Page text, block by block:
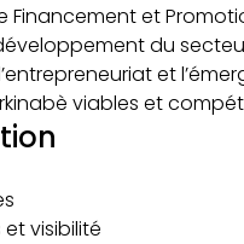
Financement et
du
et
viables et
visibilité